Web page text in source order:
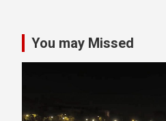
You may Missed